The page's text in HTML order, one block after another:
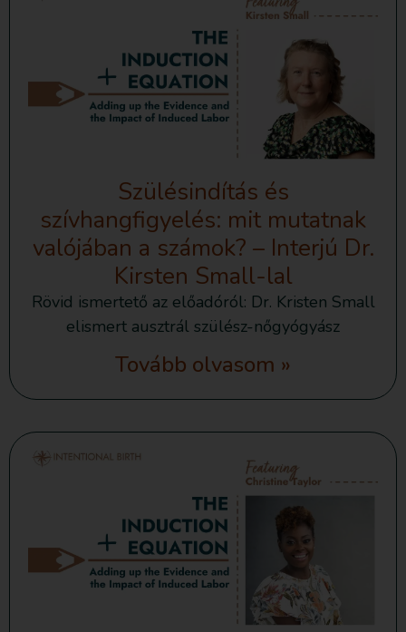
Szülésindítás és
szívhangfigyelés: mit mutatnak
valójában a számok? – Interjú Dr.
Kirsten Small-lal
Rövid ismertető az előadóról: Dr. Kristen Small
elismert ausztrál szülész-nőgyógyász
Tovább olvasom »